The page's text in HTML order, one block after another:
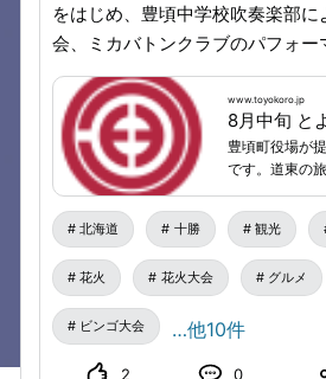
をはじめ、豊頃中学校吹奏楽部
会、ミカバトンクラブのパフォ
満載のステージが目白押しです！ さらに、子どもたち
が大喜びするお菓子まき、ビンゴ
ど、みんなで盛り上がれる企画が
お祭りのフィナーレには、19時
しい花火が豊頃の夜空を壮大に彩ります
ご友人同士と最高の夏の思い出を
時：2026年8月8日（土）14時～
ら打上予定） 会場：豊頃町える夢館 駐車場（豊頃町茂
岩本町166番地）
www.toyokoro.jp
豊頃町役場が
です。道東の
どを紹介して
北海道 十勝 観光
花火 花火大会 グルメ
ビンゴ大会 …他10件
2 0